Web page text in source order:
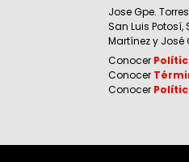
Jose Gpe.
San Luis Potosí,
Martínez y José
Conocer
Conocer
Conocer